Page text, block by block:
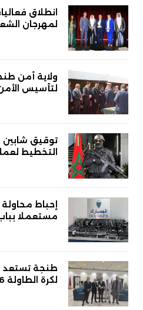
انطلاق
لمهرجان
لتأسيس
توقيق شابين
التخطيط
مستعملا
طنجة تستعد
لكرة الطاولة 2026